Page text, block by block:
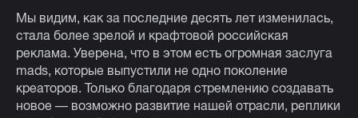
Мы видим, как за последние десять лет изменилась,
стала более зрелой и крафтовой российская
реклама. Уверена, что в этом есть огромная заслуга
mads, которые выпустили не одно поколение
креаторов. Только благодаря стремлению создавать
новое — возможно развитие нашей отрасли, реплики